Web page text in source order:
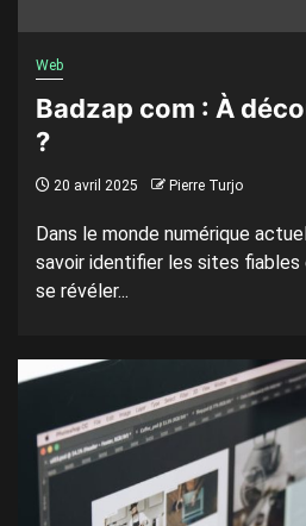
Web
Badzap com : À
?
20 avril 2025 Pierre Turjo
Dans le monde numérique
savoir identifier les sites fiables
se révéler...